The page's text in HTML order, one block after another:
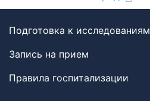
Подготовка к исследованиям
Запись на прием
Правила госпитализации